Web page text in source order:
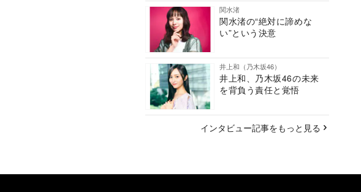
関水渚
関水渚の“絶対に諦めな
い”という決意
井上和（乃木坂46）
井上和、乃木坂46の未来
を背負う責任と覚悟
インタビュー記事をもっと見る